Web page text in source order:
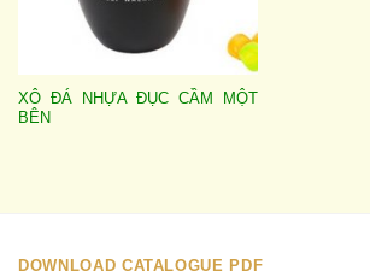
XÔ ĐÁ NHỰA ĐỤC CẦM MỘT
BÊN
DOWNLOAD CATALOGUE PDF